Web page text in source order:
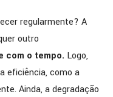
regularmente? A
outro
com o tempo. Logo,
eficiência, como a
Ainda, a degradação